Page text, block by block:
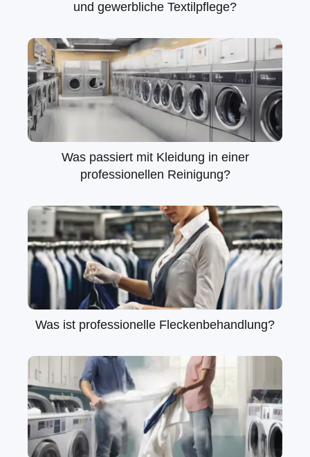
und gewerbliche Textilpflege?
Was passiert mit Kleidung in einer
professionellen Reinigung?
Was ist professionelle Fleckenbehandlung?